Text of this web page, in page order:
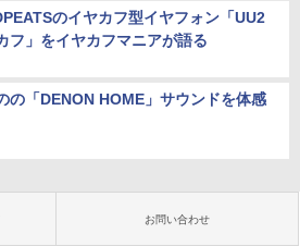
のイヤカフ型イヤフォン「UU2
フ」をイヤカフマニアが語る
の「DENON HOME」サウンドを体感
お問い合わせ